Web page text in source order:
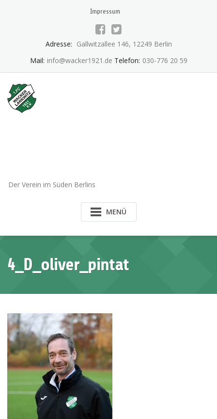
Impressum
Adresse: Gallwitzallee 146, 12249 Berlin
Mail: info@wacker1921.de Telefon: 030-776 20 59
Der Verein im Süden Berlins
MENÜ
4_D_oliver_pintat